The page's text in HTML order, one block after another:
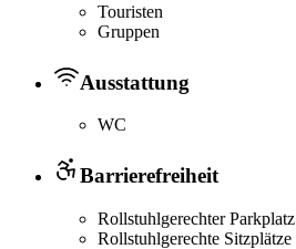
Touristen
Gruppen
Ausstattung
WC
Barrierefreiheit
Rollstuhlgerechter Parkplatz
Rollstuhlgerechte Sitzplätze